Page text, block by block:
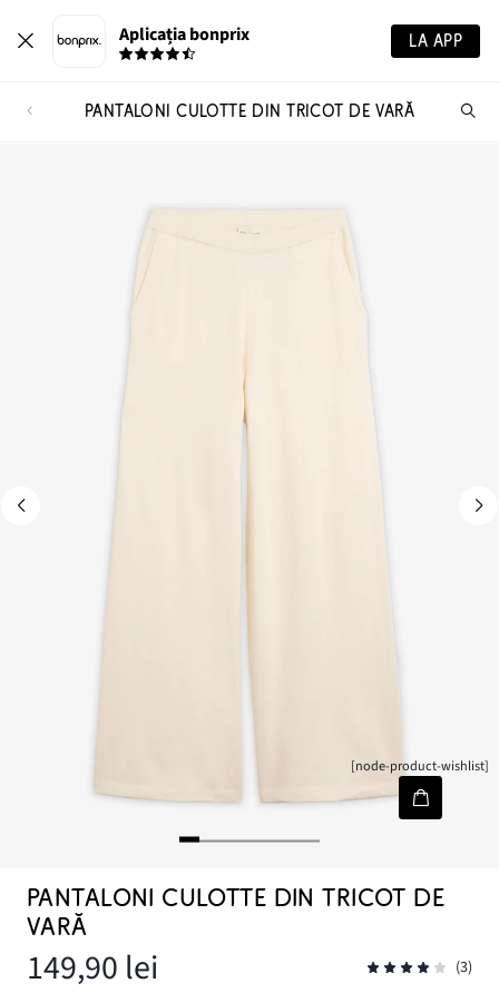
Aplicația bonprix LA APP
PANTALONI CULOTTE DIN TRICOT DE VARĂ
[node-product-wishlist]
PANTALONI CULOTTE DIN TRICOT DE
VARĂ
149,90 lei (3)